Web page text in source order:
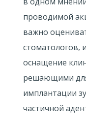
проводимой
важно
стоматологов,
оснащение
решающими
имплантации
частичной